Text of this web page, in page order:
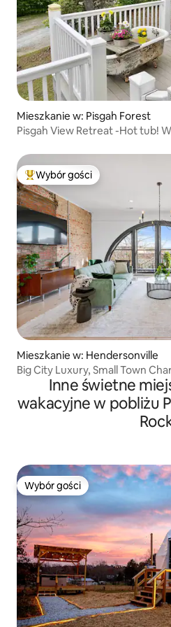
Mieszkanie w: Pisgah Forest
Najpopularniejsze z kategorii
Wybór gości
Mieszkanie w: Hendersonville
Big City Luxury, Small Town
Inne świetne
wakacyjne w pobliżu
Wybór gości
Wybór gości